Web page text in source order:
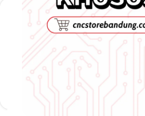
ALAT UKUR
ALAT UKUR
Filter berdasarkan harga
Tidak